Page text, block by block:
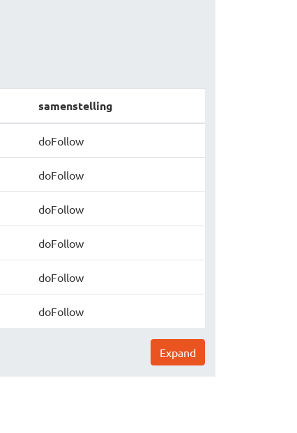
samenstelling
doFollow
doFollow
doFollow
doFollow
doFollow
doFollow
Expand